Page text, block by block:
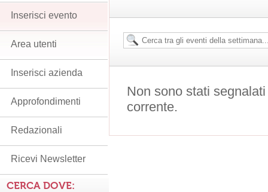
Non sono stati
corrente.
Inserisci evento
Area utenti
Inserisci azienda
Approfondimenti
Redazionali
Ricevi Newsletter
CERCA DOVE: